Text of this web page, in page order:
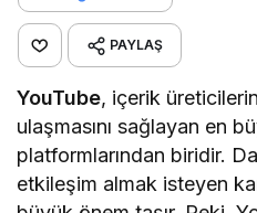
üreticilerinin hızlı
ettiği bir stratejidir. Bu
satın almanın
güvenilir şekilde nasıl
olarak ele alıyoruz.
İçindekiler